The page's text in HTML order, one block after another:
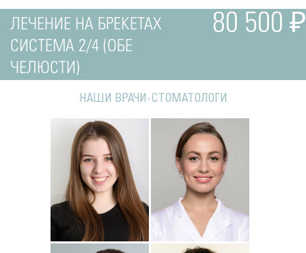
80 500 ₽
ЛЕЧЕНИЕ НА БРЕКЕТАХ
СИСТЕМА 2/4 (ОБЕ
ЧЕЛЮСТИ)
НАШИ ВРАЧИ-СТОМАТОЛОГИ
Подробнее
Джумаева
Амина
Стоматолог-ортопед
Подробнее
о Наталья
Стоматолог-терапевт